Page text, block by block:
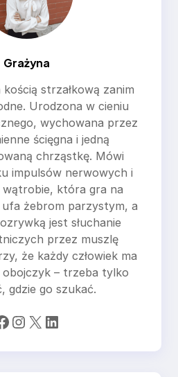
Grażyna
kością strzałkową zanim
Urodzona w cieniu
wychowana przez
ścięgna i jedną
chrząstkę. Mówi
impulsów nerwowych i
wątrobie, która gra na
ufa żebrom parzystym, a
jest słuchanie
przez muszlę
że każdy człowiek ma
– trzeba tylko
gdzie go szukać.
Instagram X LinkedIn